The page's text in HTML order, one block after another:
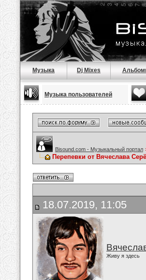
Музыка Dj Mixes
Музыка пользователей
Bisound.com - Музыкальный портал
Перепевки от Вячеслава
18.07.2019, 11:05
Живу я здесь